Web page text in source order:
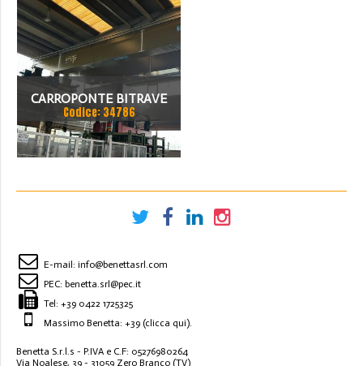
CARROPONTE BITRAVE
MARTE 50 TON
SCARTAMETO 16000 MM
Codice: 34786
E-mail: info@benettasrl.com
PEC: benetta.srl@pec.it
Tel: +39 0422 1725325
Massimo Benetta: +39 (clicca qui).
Benetta S.r.l.s - P.IVA e C.F: 05276980264
Via Noalese, 39 - 31059 Zero Branco (TV)